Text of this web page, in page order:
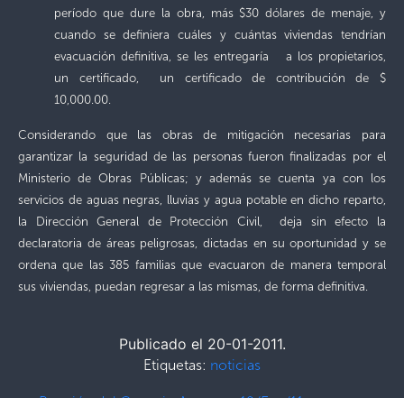
período que dure la obra, más $30 dólares de menaje, y
cuando se definiera cuáles y cuántas viviendas tendrían
evacuación definitiva, se les entregaría a los propietarios,
un certificado, un certificado de contribución de $
10,000.00.
Considerando que las obras de mitigación necesarias para
garantizar la seguridad de las personas fueron finalizadas por el
Ministerio de Obras Públicas; y además se cuenta ya con los
servicios de aguas negras, lluvias y agua potable en dicho reparto,
la Dirección General de Protección Civil, deja sin efecto la
declaratoria de áreas peligrosas, dictadas en su oportunidad y se
ordena que las 385 familias que evacuaron de manera temporal
sus viviendas, puedan regresar a las mismas, de forma definitiva.
Publicado el 20-01-2011.
Etiquetas: noticias